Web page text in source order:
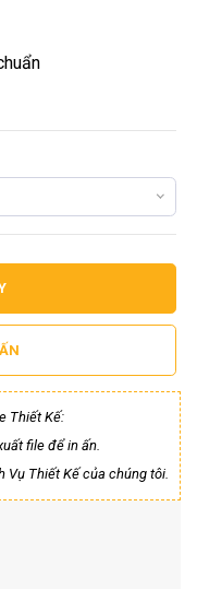
Thiết Kế:
file để in ấn.
Vụ Thiết Kế của chúng tôi.